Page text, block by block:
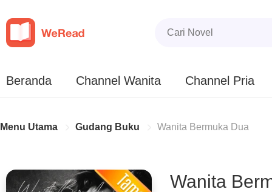
Beranda Channel Wanita Channel Pria
Menu Utama Gudang Buku Wanita Bermuka Dua
Wanita